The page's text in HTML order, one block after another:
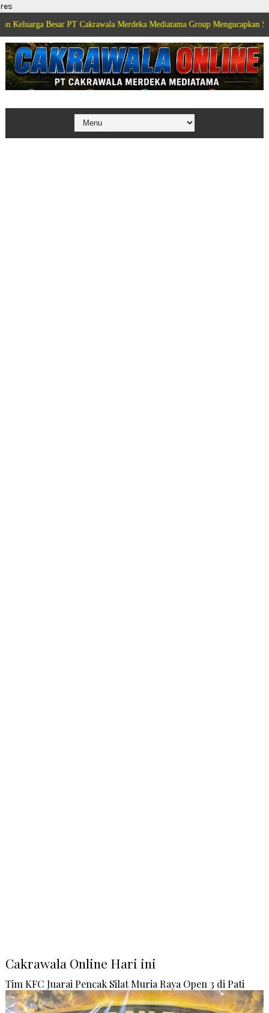
res
PT Cakrawala Merdeka Mediatama Group Mengucapkan Selamat
Cakrawala Online Hari ini
Tim KFC Juarai Pencak Silat Muria Raya Open 3 di Pati